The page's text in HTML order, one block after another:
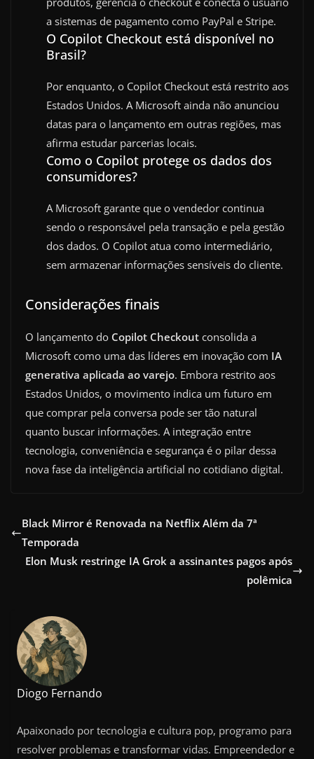
a sistemas de pagamento como PayPal e Stripe.
O Copilot Checkout está disponível no
Brasil?
Por enquanto, o Copilot Checkout está restrito aos
Estados Unidos. A Microsoft ainda não anunciou
datas para o lançamento em outras regiões, mas
afirma estudar parcerias locais.
Como o Copilot protege os dados dos
consumidores?
A Microsoft garante que o vendedor continua
sendo o responsável pela transação e pela gestão
dos dados. O Copilot atua como intermediário,
sem armazenar informações sensíveis do cliente.
Considerações finais
O lançamento do Copilot Checkout consolida a
Microsoft como uma das líderes em inovação com IA
generativa aplicada ao varejo. Embora restrito aos
Estados Unidos, o movimento indica um futuro em
que comprar pela conversa pode ser tão natural
quanto buscar informações. A integração entre
tecnologia, conveniência e segurança é o pilar dessa
nova fase da inteligência artificial no cotidiano digital.
Black Mirror é Renovada na Netflix Além da 7ª
Temporada
Elon Musk restringe IA Grok a assinantes pagos após
polêmica
Diogo Fernando
Apaixonado por tecnologia e cultura pop, programo para
resolver problemas e transformar vidas. Empreendedor e